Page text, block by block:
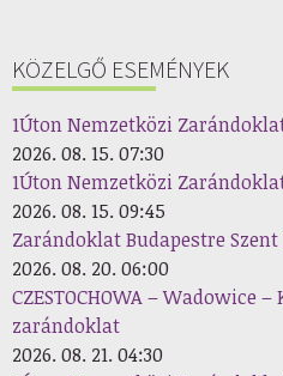
KÖZELGŐ ESEMÉNYEK
1Úton Nemzetközi
2026. 08. 15. 07:30
1Úton Nemzetközi
2026. 08. 15. 09:45
Zarándoklat Budapestre
2026. 08. 20. 06:00
CZESTOCHOWA – Wadowice –
zarándoklat
2026. 08. 21. 04:30